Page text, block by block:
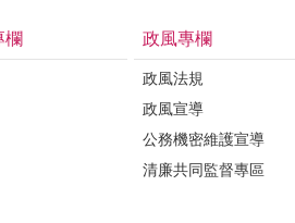
欄 政風專欄
政風法規
政風宣導
公務機密維護宣導
清廉共同監督專區